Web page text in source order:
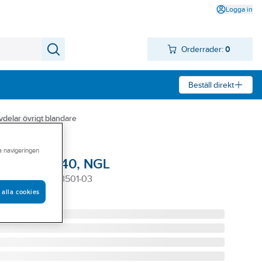
Logga in
Orderrader: 0
Beställ direkt
övrigt blandare
TD40, NGL
NGL-83501-03
navigeringen
alla cookies